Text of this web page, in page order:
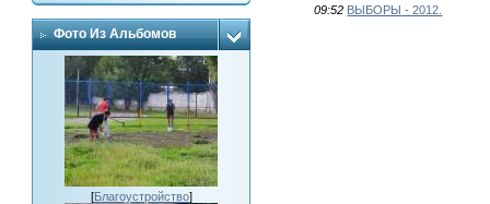
Фото Из Альбомов
[Благоустройство]
09:52 ВЫБОРЫ - 2012.